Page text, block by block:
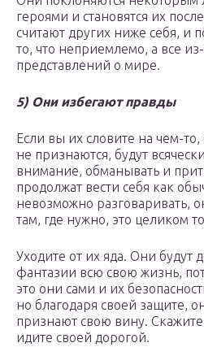
героями и становятся их
считают других ниже себя, и
то, что неприемлемо, а все
представлений о мире.
5) Они избегают правды
Если вы их словите на чем-
не признаются, будут
внимание, обманывать и
продолжат вести себя как
невозможно разговаривать,
там, где нужно, это целиком
Уходите от их яда. Они будут
фантазии всю свою жизнь,
это они сами и их
но благодаря своей защите,
признают свою вину.
идите своей дорогой.